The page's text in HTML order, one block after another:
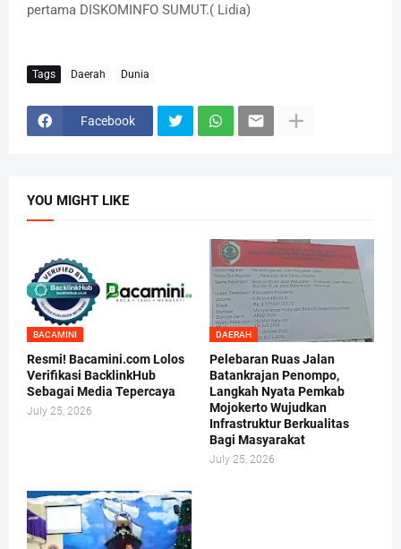
pertama DISKOMINFO SUMUT.( Lidia)
Tags Daerah Dunia
Facebook
YOU MIGHT LIKE
BACAMINI
Resmi! Bacamini.com Lolos
Verifikasi BacklinkHub
Sebagai Media Tepercaya
July 25, 2026
DAERAH
Pelebaran Ruas Jalan
Batankrajan Penompo,
Langkah Nyata Pemkab
Mojokerto Wujudkan
Infrastruktur Berkualitas
Bagi Masyarakat
July 25, 2026